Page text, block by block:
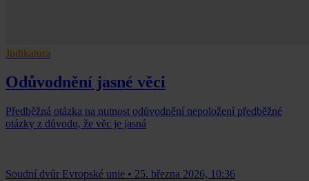
Judikatura
Odůvodnění jasné věci
Předběžná otázka na nutnost odůvodnění nepoložení předběžné
otázky z důvodu, že věc je jasná
Soudní dvůr Evropské unie • 25. března 2026, 10:36